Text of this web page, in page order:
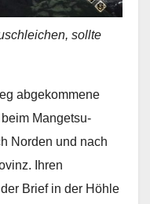
sollte
abgekommene
Mangetsu-
Norden und nach
Ihren
Brief in der Höhle